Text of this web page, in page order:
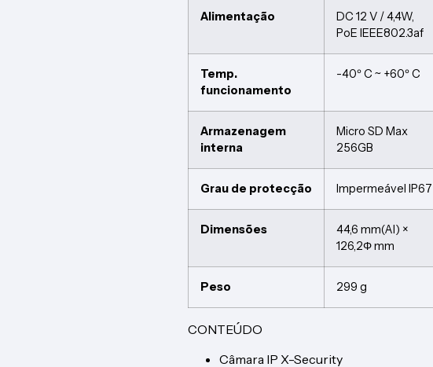
Alimentação
DC 12 V / 4,4W,
PoE IEEE802.3af
Temp.
funcionamento
-40º C ~ +60º C
Armazenagem
interna
Micro SD Max
256GB
Grau de protecção Impermeável IP67
Dimensões
44,6 mm(Al) ×
126,2Φ mm
Peso 299 g
CONTEÚDO
Câmara IP X-Security